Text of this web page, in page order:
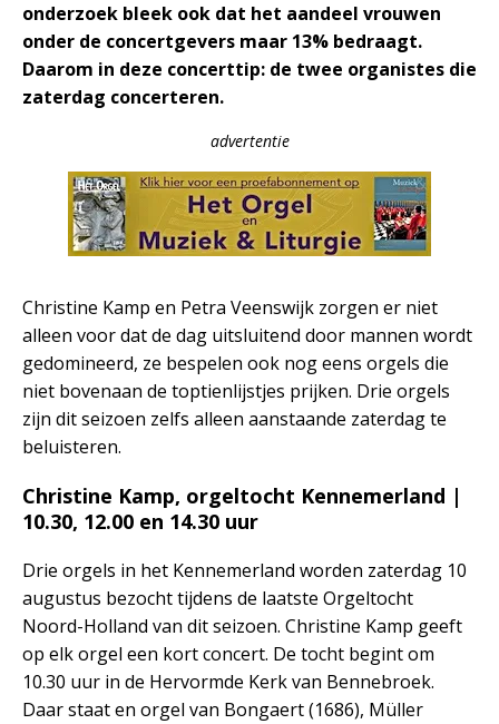
onderzoek bleek ook dat het aandeel vrouwen
onder de concertgevers maar 13% bedraagt.
Daarom in deze concerttip: de twee organistes die
zaterdag concerteren.
advertentie
Christine Kamp en Petra Veenswijk zorgen er niet
alleen voor dat de dag uitsluitend door mannen wordt
gedomineerd, ze bespelen ook nog eens orgels die
niet bovenaan de toptienlijstjes prijken. Drie orgels
zijn dit seizoen zelfs alleen aanstaande zaterdag te
beluisteren.
Christine Kamp, orgeltocht Kennemerland |
10.30, 12.00 en 14.30 uur
Drie orgels in het Kennemerland worden zaterdag 10
augustus bezocht tijdens de laatste Orgeltocht
Noord-Holland van dit seizoen. Christine Kamp geeft
op elk orgel een kort concert. De tocht begint om
10.30 uur in de Hervormde Kerk van Bennebroek.
Daar staat en orgel van Bongaert (1686), Müller